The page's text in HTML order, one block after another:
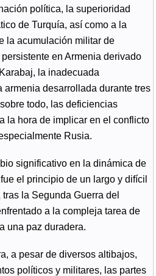
política, la superioridad
de Turquía, así como a la
la acumulación militar de
en Armenia derivado
la inadecuada
armenia desarrollada durante tres
todo, las deficiencias
la hora de implicar en el conflicto
Rusia.
significativo en la dinámica de
el principio de un largo y difícil
la Segunda Guerra del
a la compleja tarea de
una paz duradera.
a pesar de diversos altibajos,
políticos y militares, las partes